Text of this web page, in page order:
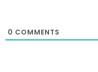
0 COMMENTS